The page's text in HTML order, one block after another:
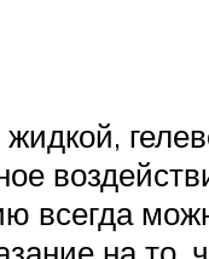
всегда